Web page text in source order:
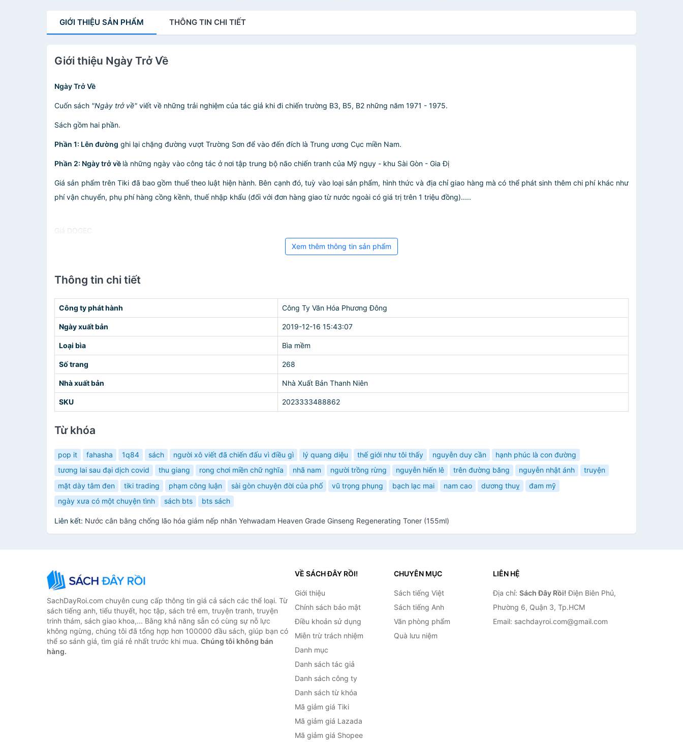
GIỚI THIỆU SẢN PHẨM THÔNG TIN CHI TIẾT
Giới thiệu Ngày Trở Về
Ngày Trở Về
Cuốn sách "Ngày trở về" viết về những trải nghiệm của tác giả khi đi chiến trường B3, B5, B2 những năm 1971 - 1975.
Sách gồm hai phần.
Phần 1: Lên đường ghi lại chặng đường vượt Trường Sơn để vào đến đích là Trung ương Cục miền Nam.
Phần 2: Ngày trở về là những ngày vào công tác ở nơi tập trung bộ não chiến tranh của Mỹ ngụy - khu Sài Gòn - Gia Đị
Giá sản phẩm trên Tiki đã bao gồm thuế theo luật hiện hành. Bên cạnh đó, tuỳ vào loại sản phẩm, hình thức và địa chỉ giao hàng mà có thể phát sinh thêm chi phí khác như
phí vận chuyển, phụ phí hàng cồng kềnh, thuế nhập khẩu (đối với đơn hàng giao từ nước ngoài có giá trị trên 1 triệu đồng).....
Giá DOGEC
Xem thêm thông tin sản phẩm
Thông tin chi tiết
Công ty phát hành Công Ty Văn Hóa Phương Đông
Ngày xuất bản 2019-12-16 15:43:07
Loại bìa Bìa mềm
Số trang 268
Nhà xuất bản Nhà Xuất Bản Thanh Niên
SKU 2023333488862
Từ khóa
pop it fahasha 1q84 sách người xô viết đã chiến đấu vì điều gì lý quang diệu thế giới như tôi thấy nguyễn duy cần
hạnh phúc là con đường
tương lai sau đại dịch covid
thu giang rong chơi miền chữ nghĩa nhã nam người trồng rừng nguyễn hiến lê trên đường băng nguyễn nhật ánh
truyện
mặt dày tâm đen
tiki trading phạm công luận sài gòn chuyện đời của phố vũ trọng phụng bạch lạc mai nam cao dương thuỵ
đam mỹ
ngày xưa có một chuyện tình
sách bts bts sách
Liên kết: Nước cân bằng chống lão hóa giảm nếp nhăn Yehwadam Heaven Grade Ginseng Regenerating Toner (155ml)
SachDayRoi.com chuyên cung cấp thông tin giá cả sách các thể loại. Từ
sách tiếng anh, tiểu thuyết, học tập, sách trẻ em, truyện tranh, truyện
trinh thám, sách giao khoa,... Bằng khả năng sẵn có cùng sự nỗ lực
không ngừng, chúng tôi đã tổng hợp hơn 100000 đầu sách, giúp bạn có
thể so sánh giá, tìm giá rẻ nhất trước khi mua. Chúng tôi không bán
hàng.
VỀ SÁCH ĐÂY RỒI!
Giới thiệu
Chính sách bảo mật
Điều khoản sử dụng
Miễn trừ trách nhiệm
Danh mục
Danh sách tác giả
Danh sách công ty
Danh sách từ khóa
Mã giảm giá Tiki
Mã giảm giá Lazada
Mã giảm giá Shopee
CHUYÊN MỤC
Sách tiếng Việt
Sách tiếng Anh
Văn phòng phẩm
Quà lưu niệm
LIÊN HỆ
Địa chỉ: Sách Đây Rồi! Điện Biên Phủ,
Phường 6, Quận 3, Tp.HCM
Email: sachdayroi.com@gmail.com